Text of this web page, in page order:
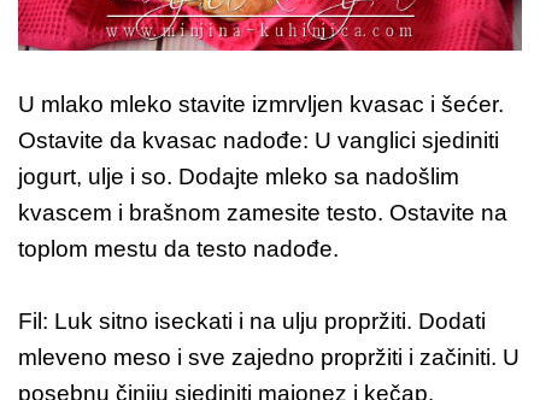
U mlako mleko stavite izmrvljen kvasac i šećer.
Ostavite da kvasac nadođe: U vanglici sjediniti
jogurt, ulje i so. Dodajte mleko sa nadošlim
kvascem i brašnom zamesite testo. Ostavite na
toplom mestu da testo nadođe.
Fil: Luk sitno iseckati i na ulju propržiti. Dodati
mleveno meso i sve zajedno propržiti i začiniti. U
posebnu činiju sjediniti majonez i kečap.